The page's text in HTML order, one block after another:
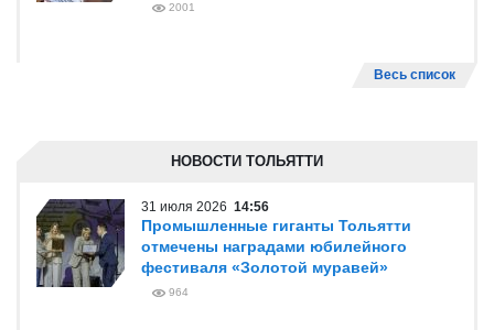
2001
Весь список
НОВОСТИ ТОЛЬЯТТИ
31 июля 2026 14:56
Промышленные гиганты Тольятти
отмечены наградами юбилейного
фестиваля «Золотой муравей»
964